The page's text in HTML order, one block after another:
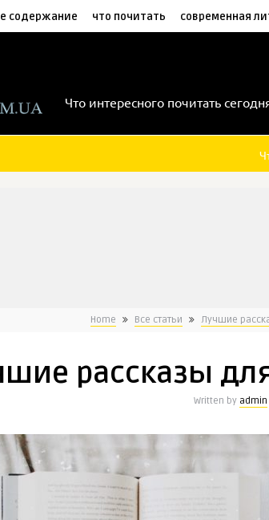
содержание что почитать современная
Что интересного почитать
Home Все статьи Лучшие
рассказы
Written by admin